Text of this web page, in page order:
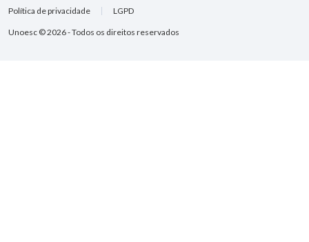
Unoesc © 2026 - Todos os direitos reservados
Política de privacidade LGPD